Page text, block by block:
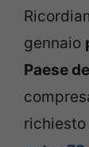
gennaio
Paese
richiesto